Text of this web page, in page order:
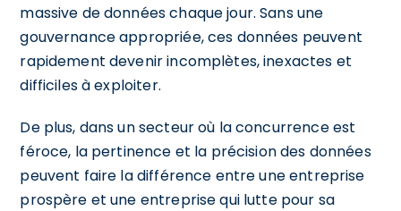
massive de données chaque jour. Sans une
gouvernance appropriée, ces données peuvent
rapidement devenir incomplètes, inexactes et
difficiles à exploiter.
De plus, dans un secteur où la concurrence est
féroce, la pertinence et la précision des données
peuvent faire la différence entre une entreprise
prospère et une entreprise qui lutte pour sa